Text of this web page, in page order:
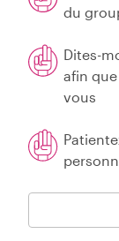
du
Dites-
afin
vous